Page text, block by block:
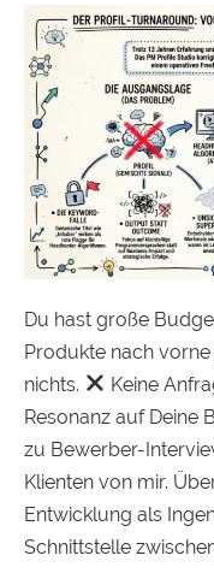
Du hast große
Produkte nach
nichts.
Keine
Resonanz auf Deine
zu Bewerber-
Klienten von mir.
Entwicklung als
Schnittstelle